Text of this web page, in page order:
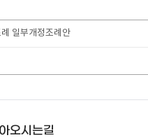
일부개정조례안
오시는길